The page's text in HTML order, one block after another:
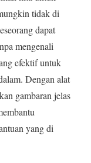
tidak di
dapat
mengenali
efektif untuk
Dengan alat
gambaran jelas
yang di